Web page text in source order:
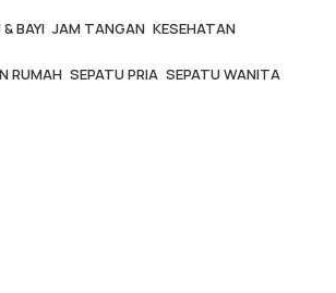
& BAYI JAM TANGAN KESEHATAN
RUMAH SEPATU PRIA SEPATU WANITA